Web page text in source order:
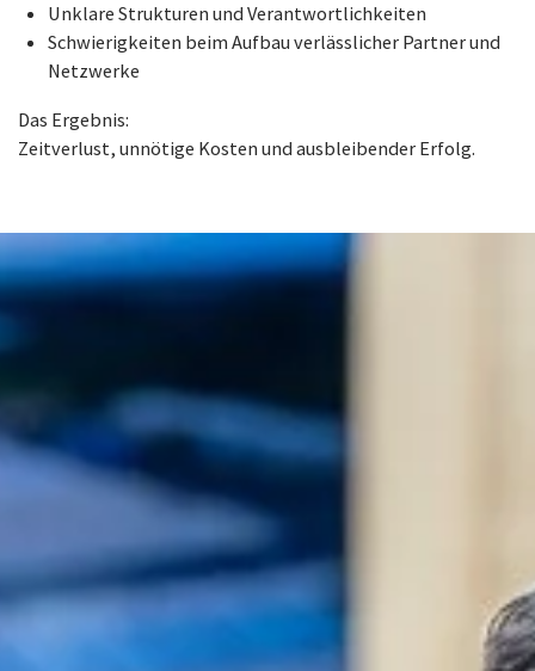
Unklare Strukturen und Verantwortlichkeiten
Schwierigkeiten beim Aufbau verlässlicher Partner und
Netzwerke
Das Ergebnis:
Zeitverlust, unnötige Kosten und ausbleibender Erfolg.